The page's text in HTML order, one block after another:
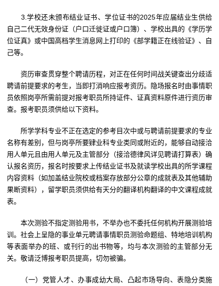
3.学校还未颁布结业证书、学位证书的2025年应届结业生供给
自己二代无效身份证（户口迁徙证或户口簿）、学校出具的《学历学
位证真》或中国高档学生消息网上打印的《部学籍正在线验证》、自
己等。
资历审查贯穿整个聘请历程，对正在任何时间战关键查出分歧适
聘请前提要求的考生，当即打消响应报考资历。隐场报名时由事情职
员依照岗亭所需前提对报考职员所持证件、证真资料原件进行资历审
查。报考职员须供给以下资料。
所学学科专业不正在选定的参考目次中或与聘请前提要求的专业
名称有差别，但与岗亭所要肄业科专业类同或附近的，能够自动接洽
用人单元且由用人单元及主管部分（接洽德律风详见聘请打算表）确
认报名资历，报名时按要求上传结业证书及就读学校出具的所学课程
内容资料（如加盖结业院校或档案存放部分公章的成就表及其他辅助
果断资料），留学职员须供给有天分的翻译机构翻译的中文课程成就
表。
本次测验不指定测验用书，不举办也不委托任何机构开展测验培
训。社会上呈隐的事业单元聘请事情职员测验命题组、特地培训机构
等表面举办的班、或刊行的出书物等，均与本次测验的主管部分无
关。敬请泛博报考职员提高，切勿被骗。
（一）党管人才、办事成幼大局、凸起市场导向、表隐分类施